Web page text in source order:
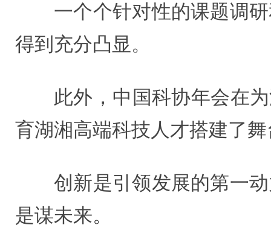
一个个针对性的课题调
得到充分凸显。
此外，中国科协年会在
育湖湘高端科技人才搭建了
创新是引领发展的第一
是谋未来。